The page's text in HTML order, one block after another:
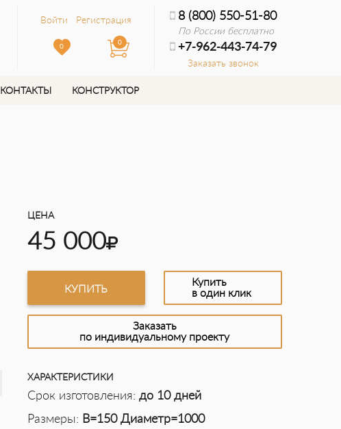
Войти Регистрация
0 0
8 (800) 550-51-80
По России бесплатно
+7-962-443-74-79
Заказать звонок
КОНТАКТЫ КОНСТРУКТОР
ЦЕНА
45 000
КУПИТЬ
Купить
в один клик
Заказать
по индивидуальному проекту
ХАРАКТЕРИСТИКИ
Срок изготовления: до 10 дней
Размеры: В=150 Диаметр=1000